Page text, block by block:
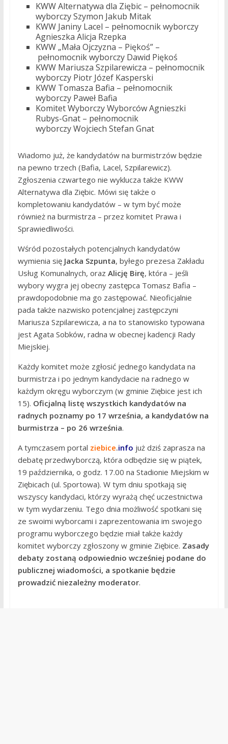
KWW Alternatywa dla Ziębic – pełnomocnik
wyborczy Szymon Jakub Mitak
KWW Janiny Lacel – pełnomocnik wyborczy
Agnieszka Alicja Rzepka
KWW „Mała Ojczyzna – Piękoś” –
pełnomocnik wyborczy Dawid Piękoś
KWW Mariusza Szpilarewicza – pełnomocnik
wyborczy Piotr Józef Kasperski
KWW Tomasza Bafia – pełnomocnik
wyborczy Paweł Bafia
Komitet Wyborczy Wyborców Agnieszki
Rubys-Gnat – pełnomocnik
wyborczy Wojciech Stefan Gnat
Wiadomo już, że kandydatów na burmistrzów będzie
na pewno trzech (Bafia, Lacel, Szpilarewicz).
Zgłoszenia czwartego nie wyklucza także KWW
Alternatywa dla Ziębic. Mówi się także o
kompletowaniu kandydatów – w tym być może
również na burmistrza – przez komitet Prawa i
Sprawiedliwości.
Wśród pozostałych potencjalnych kandydatów
wymienia się Jacka Szpunta, byłego prezesa Zakładu
Usług Komunalnych, oraz Alicję Birę, która – jeśli
wybory wygra jej obecny zastępca Tomasz Bafia –
prawdopodobnie ma go zastępować. Nieoficjalnie
pada także nazwisko potencjalnej zastępczyni
Mariusza Szpilarewicza, a na to stanowisko typowana
jest Agata Sobków, radna w obecnej kadencji Rady
Miejskiej.
Każdy komitet może zgłosić jednego kandydata na
burmistrza i po jednym kandydacie na radnego w
każdym okręgu wyborczym (w gminie Ziębice jest ich
15). Oficjalną listę wszystkich kandydatów na
radnych poznamy po 17 września, a kandydatów na
burmistrza – po 26 września.
A tymczasem portal ziebice.info już dziś zaprasza na
debatę przedwyborczą, która odbędzie się w piątek,
19 października, o godz. 17.00 na Stadionie Miejskim w
Ziębicach (ul. Sportowa). W tym dniu spotkają się
wszyscy kandydaci, którzy wyrażą chęć uczestnictwa
w tym wydarzeniu. Tego dnia możliwość spotkani się
ze swoimi wyborcami i zaprezentowania im swojego
programu wyborczego będzie miał także każdy
komitet wyborczy zgłoszony w gminie Ziębice. Zasady
debaty zostaną odpowiednio wcześniej podane do
publicznej wiadomości, a spotkanie będzie
prowadzić niezależny moderator.